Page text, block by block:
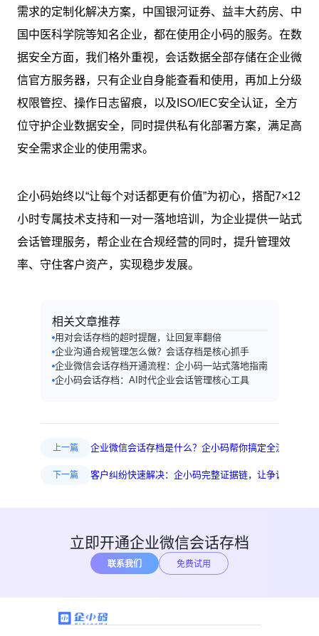
需求的定制化解决方案，中国银河证券、益丰大药房、中
国中医科学院等知名企业，都在使用企小码的服务。在数
据安全方面，我们格外重视，会话数据全部存储在企业微
信官方服务器，只有企业自身能查看和使用，再加上分级
权限管控、操作日志留痕，以及ISO/IEC安全认证，全方
位守护企业数据安全，同时提供私有化部署方案，满足高
安全需求企业的使用需求。
企小码始终以“让每个对话都更有价值”为初心，搭配7×12
小时专属技术支持和一对一落地培训，为企业提供一站式
会话管理服务，帮企业在合规经营的同时，提升管理效
率、守住客户资产，实现稳步发展。
相关文章推荐
用对会话存档的超时提醒，让回复率翻倍
企业沟通合规管理怎么做？会话存档是核心抓手
企业微信会话存档开通流程：企小码一站式落地指南
企小码会话存档：AI时代企业会话管理核心工具
上一篇 企业微信会话存档是什么？企小码帮你搞定全流程合规
下一篇 客户纠纷快速解决：企小码完整证据链，让争议有据可
立即开通企业微信会话存档
联系我们 免费试用